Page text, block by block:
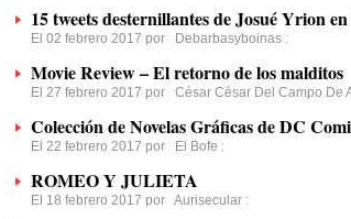
15 tweets desternillantes de Josué Yrion
El 02 febrero 2017 por Debarbasyboinas :
Movie Review – El retorno de los malditos
El 27 febrero 2017 por César César Del Campo De
Colección de Novelas Gráficas de DC
El 22 febrero 2017 por El Bofe :
ROMEO Y JULIETA
El 18 febrero 2017 por Aurisecular :